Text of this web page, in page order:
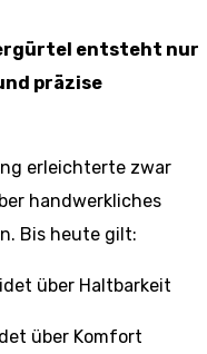
entsteht nur
präzise
erleichterte zwar
handwerkliches
Bis heute gilt:
über Haltbarkeit
über Komfort